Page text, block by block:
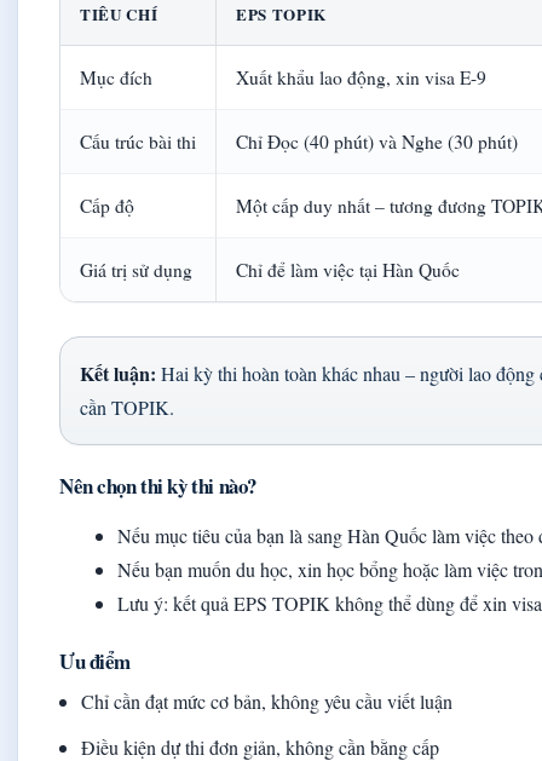
TIÊU CHÍ EPS TOPIK
Mục đích Xuất khẩu lao động, xin visa E-9
Cấu trúc bài thi Chỉ Đọc (40 phút) và Nghe (30 phút)
Cấp độ Một cấp duy nhất – tương đương
Giá trị sử dụng Chỉ để làm việc tại Hàn Quốc
Kết luận: Hai kỳ thi hoàn toàn khác nhau – người lao
cần TOPIK.
Nên chọn thi kỳ thi nào?
Nếu mục tiêu của bạn là sang Hàn Quốc làm việc
Nếu bạn muốn du học, xin học bổng hoặc làm việc
Lưu ý: kết quả EPS TOPIK không thể dùng để xin
Ưu điểm
Chỉ cần đạt mức cơ bản, không yêu cầu viết luận
Điều kiện dự thi đơn giản, không cần bằng cấp